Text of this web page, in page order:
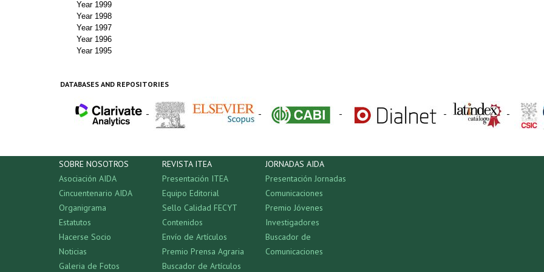
Year 1999
Year 1998
Year 1997
Year 1996
Year 1995
DATABASES AND REPOSITORIES
- - - - -
SOBRE NOSOTROS
Asociación AIDA
Cincuentenario AIDA
Organigrama
Estatutos
Hacerse Socio
Noticias
Galeria de Fotos
REVISTA ITEA
Presentación ITEA
Equipo Editorial
Sello Calidad FECYT
Contenidos
Envío de Artículos
Premio Prensa Agraria
Buscador de Artículos
JORNADAS AIDA
Presentación Jornadas
Comunicaciones
Premio Jóvenes
Investigadores
Buscador de
Comunicaciones